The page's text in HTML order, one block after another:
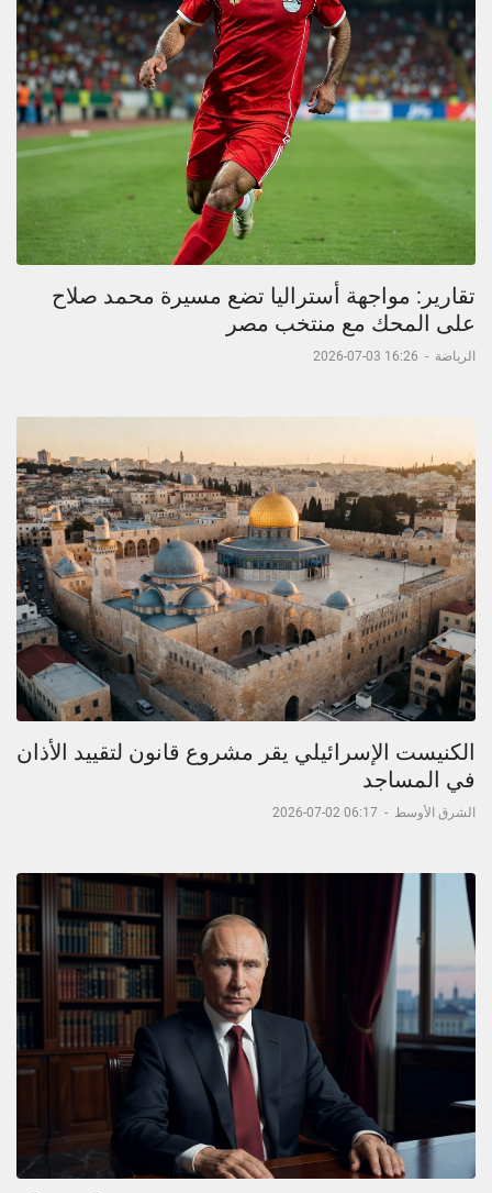
تقارير: مواجهة أستراليا تضع مسيرة محمد صلاح
على المحك مع منتخب مصر
الرياضة -
16:26 03-07-2026
الكنيست الإسرائيلي يقر مشروع قانون لتقييد الأذان
في المساجد
الشرق الأوسط -
06:17 02-07-2026